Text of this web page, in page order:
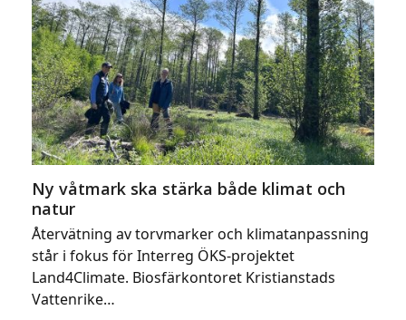
Ny våtmark ska stärka både klimat och
natur
Återvätning av torvmarker och klimatanpassning
står i fokus för Interreg ÖKS-projektet
Land4Climate. Biosfärkontoret Kristianstads
Vattenrike…